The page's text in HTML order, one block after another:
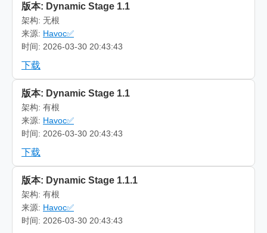
版本: Dynamic Stage 1.1
架构: 无根
来源: Havoc✅
时间: 2026-03-30 20:43:43
下载
版本: Dynamic Stage 1.1
架构: 有根
来源: Havoc✅
时间: 2026-03-30 20:43:43
下载
版本: Dynamic Stage 1.1.1
架构: 有根
来源: Havoc✅
时间: 2026-03-30 20:43:43